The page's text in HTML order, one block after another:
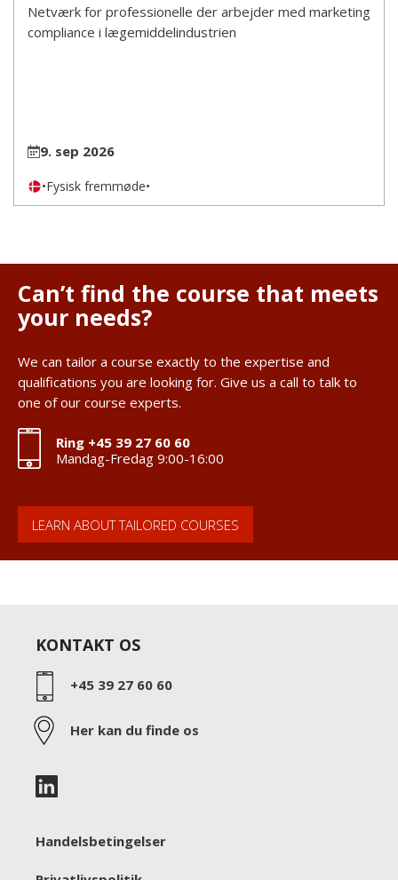
Netværk for professionelle der arbejder med marketing
compliance i lægemiddelindustrien
9. sep 2026
•Fysisk fremmøde•
Can’t find the course that meets
your needs?
We can tailor a course exactly to the expertise and
qualifications you are looking for. Give us a call to talk to
one of our course experts.
Ring +45 39 27 60 60
Mandag-Fredag 9:00-16:00
LEARN ABOUT TAILORED COURSES
KONTAKT OS
+45 39 27 60 60
Her kan du finde os
Handelsbetingelser